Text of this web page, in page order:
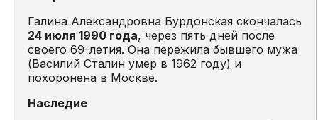
Галина Александровна Бурдонская скончалась
24 июля 1990 года, через пять дней после
своего 69-летия. Она пережила бывшего мужа
(Василий Сталин умер в 1962 году) и
похоронена в Москве.
Наследие